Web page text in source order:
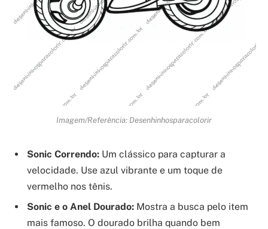
Imagem/Referência: Desenhinhosparacolorir
Sonic Correndo: Um clássico para capturar a
velocidade. Use azul vibrante e um toque de
vermelho nos tênis.
Sonic e o Anel Dourado: Mostra a busca pelo item
mais famoso. O dourado brilha quando bem